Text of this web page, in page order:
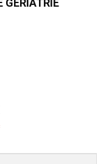
GERIATRIE